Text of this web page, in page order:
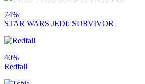
74%
STAR WARS JEDI: SURVIVOR
40%
Redfall